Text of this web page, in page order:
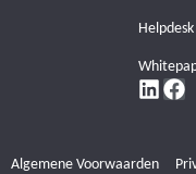
Helpdesk
Algemene Voorwaarden